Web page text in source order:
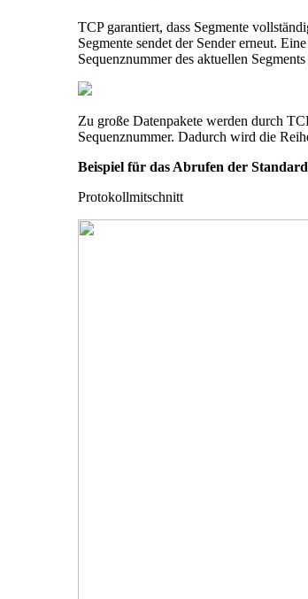
TCP garantiert, dass Segmente
Segmente sendet der Sender erneut.
Sequenznummer des aktuellen
Zu große Datenpakete werden durch
Sequenznummer. Dadurch wird die
Beispiel für das Abrufen der
Protokollmitschnitt